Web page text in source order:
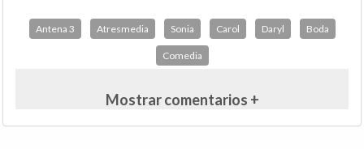
Antena 3 Atresmedia Sonia Carol Daryl Boda
Comedia
Mostrar comentarios +